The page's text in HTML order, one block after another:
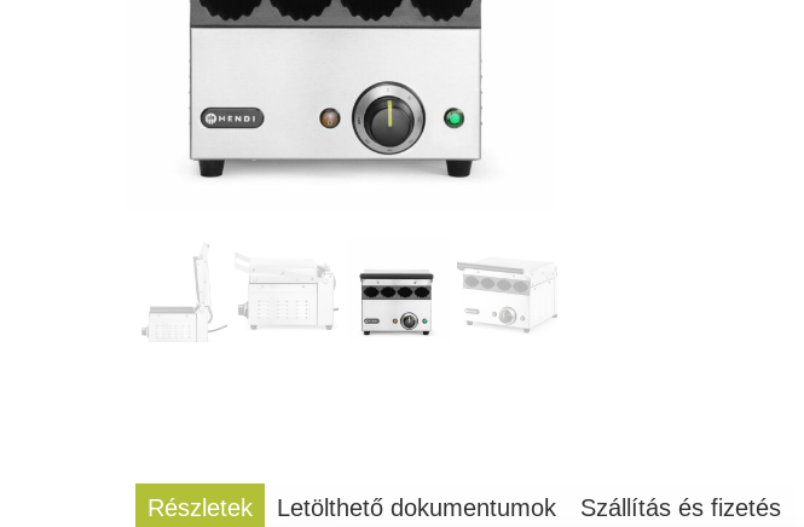
Részletek Letölthető dokumentumok Szállítás és fizetés